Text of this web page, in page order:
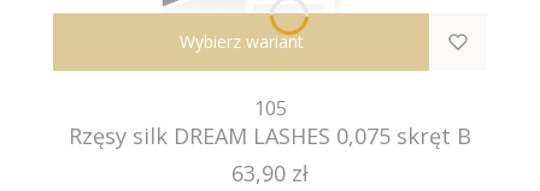
Wybierz wariant
105
Rzęsy silk DREAM LASHES 0,075 skręt B
Cena
63,90 zł